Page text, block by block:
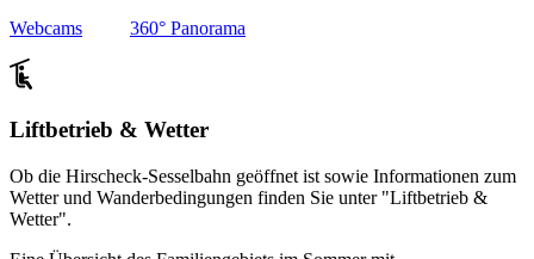
Webcams
360° Panorama
Liftbetrieb & Wetter
Ob die Hirscheck-Sesselbahn geöffnet ist sowie Informationen zum
Wetter und Wanderbedingungen finden Sie unter "Liftbetrieb &
Wetter".